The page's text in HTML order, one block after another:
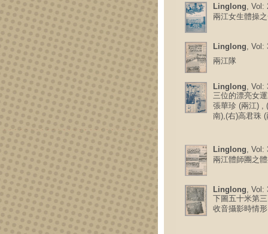
Linglong, Vol:
兩江女生體操
Linglong, Vol:
兩江隊
Linglong, Vol:
三位的漂亮女
張華珍 (兩江) ,
南),(右)高君珠 (
Linglong, Vol:
兩江體師團之
Linglong, Vol:
下圖五十米第
收音攝影時情形